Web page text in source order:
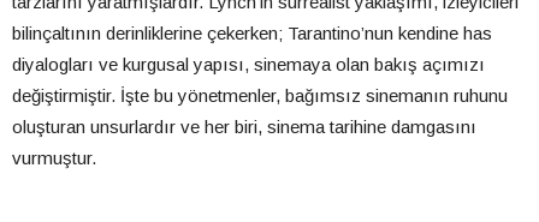
bilinçaltının derinliklerine çekerken; Tarantino’nun kendine has
diyalogları ve kurgusal yapısı, sinemaya olan bakış açımızı
değiştirmiştir. İşte bu yönetmenler, bağımsız sinemanın ruhunu
oluşturan unsurlardır ve her biri, sinema tarihine damgasını
vurmuştur.